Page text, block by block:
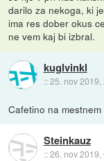
darilo za nekoga, ki
ima res dober okus
ne vem kaj bi izbral.
kuglvinkl
::25. nov 2019,
Cafetino na mestnem
Steinkauz
::26. nov 2019,